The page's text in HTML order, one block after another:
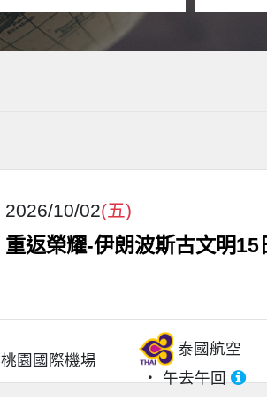
2026/10/02(五)
重返榮耀-伊朗波斯古文明15
桃園國際機場
泰國航空
午去午回